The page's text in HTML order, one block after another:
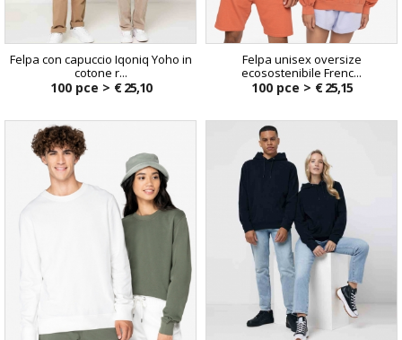
Felpa con capuccio Iqoniq Yoho in
cotone r...
100 pce > € 25,10
Felpa unisex oversize
ecosostenibile Frenc...
100 pce > € 25,15